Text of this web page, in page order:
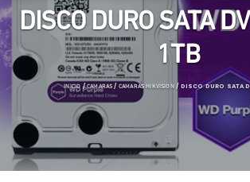
DISCO DURO SATA
1TB
INICIO/CAMARAS/ CAMARAS HIKVISION/ DISCO DURO SATA